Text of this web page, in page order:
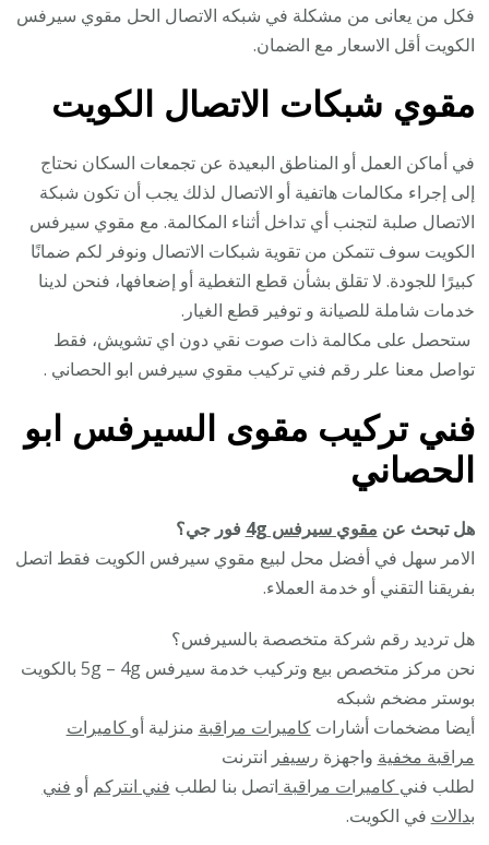
فكل من يعانى من مشكلة في شبكه الاتصال الحل مقوي سيرفس
الكويت أقل الاسعار مع الضمان.
مقوي شبكات الاتصال الكويت
في أماكن العمل أو المناطق البعيدة عن تجمعات السكان نحتاج
إلى إجراء مكالمات هاتفية أو الاتصال لذلك يجب أن تكون شبكة
الاتصال صلبة لتجنب أي تداخل أثناء المكالمة. مع مقوي سيرفس
الكويت سوف تتمكن من تقوية شبكات الاتصال ونوفر لكم ضمانًا
كبيرًا للجودة. لا تقلق بشأن قطع التغطية أو إضعافها، فنحن لدينا
خدمات شاملة للصيانة و توفير قطع الغيار.
ستحصل على مكالمة ذات صوت نقي دون اي تشويش، فقط
تواصل معنا علر رقم فني تركيب مقوي سيرفس ابو الحصاني .
فني تركيب مقوى السيرفس ابو
الحصاني
هل تبحث عن مقوي سيرفس 4g
فور جي؟
الامر سهل في أفضل محل لبيع مقوي سيرفس الكويت فقط اتصل
بفريقنا التقني أو خدمة العملاء.
هل ترديد رقم شركة متخصصة بالسيرفس؟
نحن مركز متخصص بيع وتركيب خدمة سيرفس 5g – 4g بالكويت
بوستر مضخم شبكه
أيضا مضخمات أشاراتكاميرات مراقبة منزلية أو كاميرات
مراقبة مخفية واجهزة رسيفر انترنت
لطلب فني كاميرات مراقبة اتصل بنا لطلب فني انتركم أو فني
بدالات في الكويت.